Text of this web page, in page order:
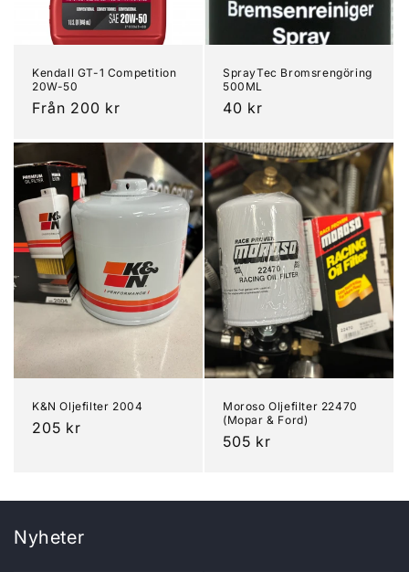
Kendall GT-1 Competition
20W-50
Ordinarie
Från 200 kr
SprayTec Bromsrengöring
500ML
Ordinarie
40 kr
K&N Oljefilter 2004
Ordinarie
205 kr
Moroso Oljefilter 22470
(Mopar & Ford)
Ordinarie
505 kr
Nyheter